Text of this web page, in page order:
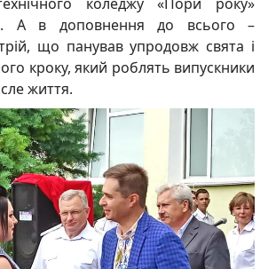
А в доповнення до всього –
що панував упродовж свята і
кроку, який роблять випускники
життя.